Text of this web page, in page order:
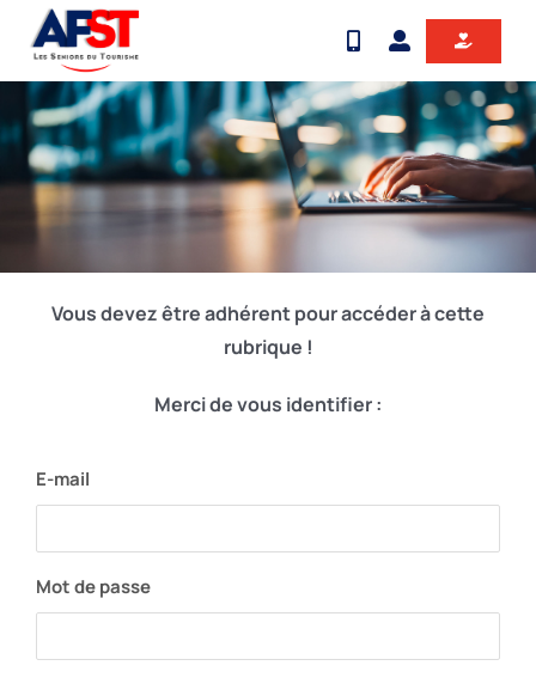
Passer
contenu
Vous devez être adhérent pour accéder à cette
rubrique !
Merci de vous identifier :
E-mail
Mot de passe